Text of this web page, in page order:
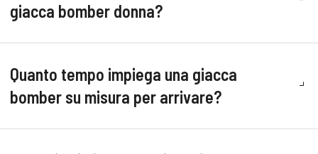
giacca bomber donna?
Quanto tempo impiega una giacca
bomber su misura per arrivare?